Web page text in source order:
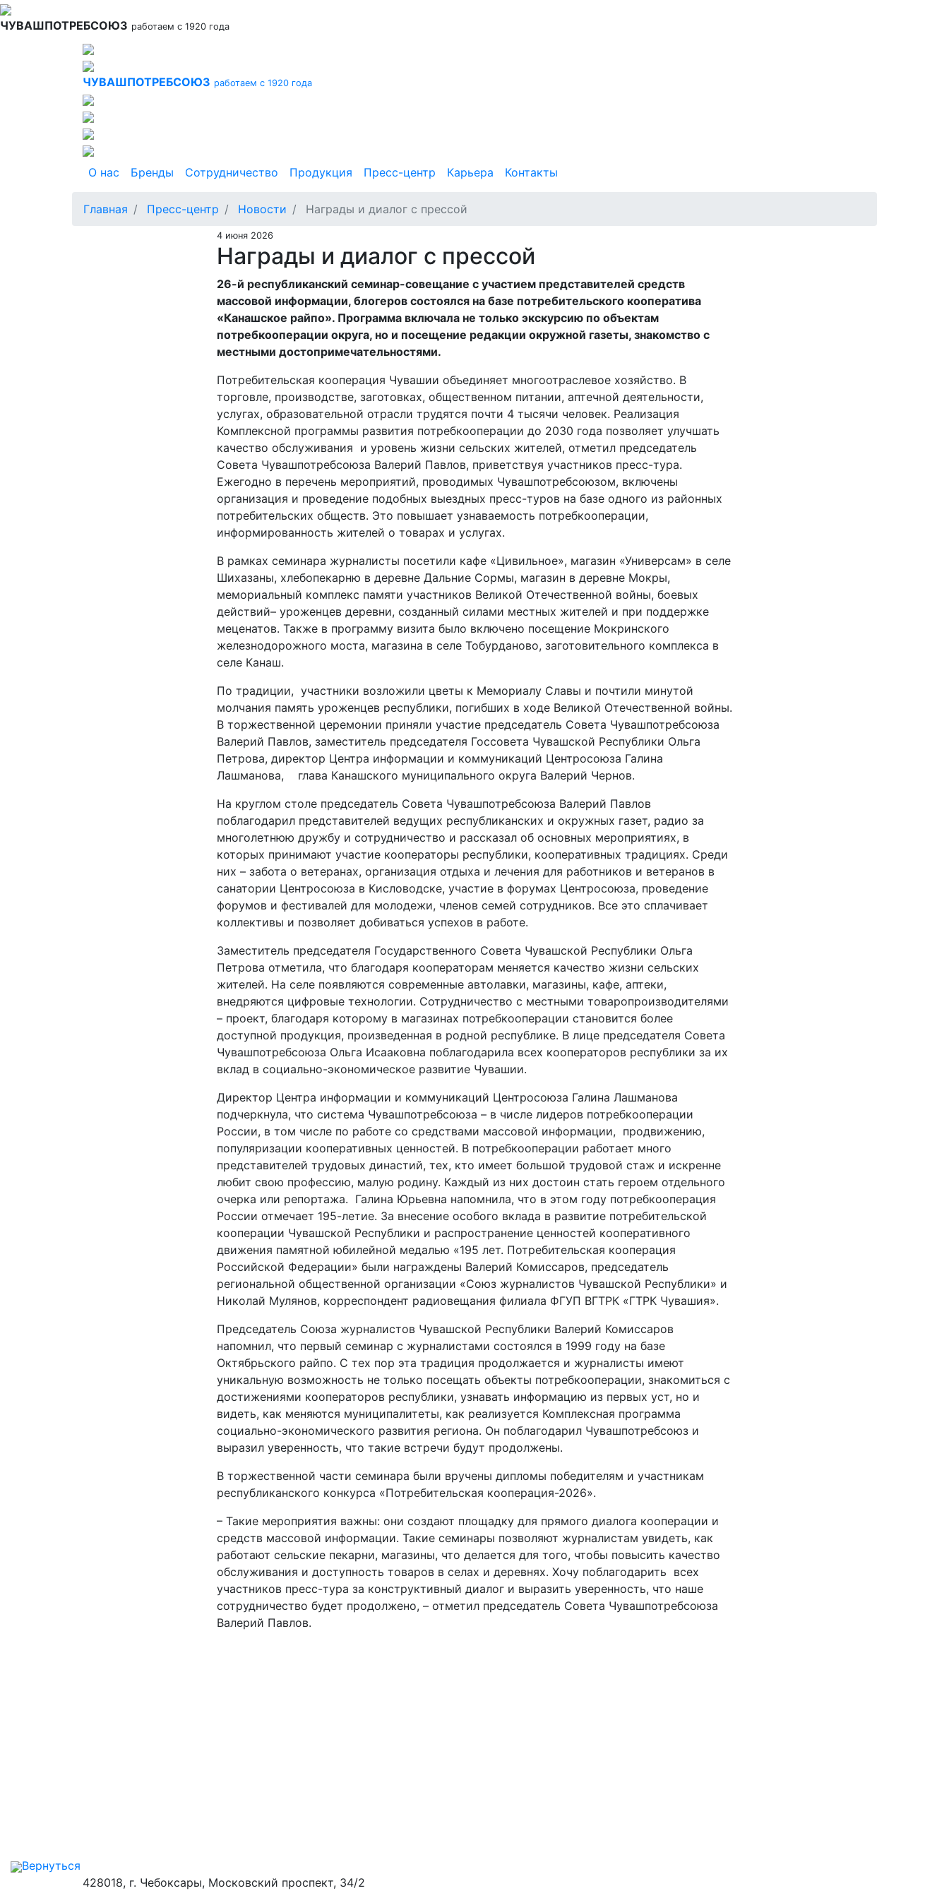
Перейти
к
ЧУВАШПОТРЕБСОЮЗ работаем с 1920 года
ЧУВАШПОТРЕБСОЮЗ работаем с 1920 года
Основная навигация
О нас Бренды Сотрудничество Продукция Пресс-центр Карьера Контакты
Главная Пресс-центр Новости Награды и диалог с прессой
4 июня 2026
Награды и диалог с прессой
26-й республиканский семинар-совещание с участием представителей средств
массовой информации, блогеров состоялся на базе потребительского кооператива
«Канашское райпо». Программа включала не только экскурсию по объектам
потребкооперации округа, но и посещение редакции окружной газеты, знакомство с
местными достопримечательностями.
Потребительская кооперация Чувашии объединяет многоотраслевое хозяйство. В
торговле, производстве, заготовках, общественном питании, аптечной деятельности,
услугах, образовательной отрасли трудятся почти 4 тысячи человек. Реализация
Комплексной программы развития потребкооперации до 2030 года позволяет улучшать
качество обслуживания и уровень жизни сельских жителей, отметил председатель
Совета Чувашпотребсоюза Валерий Павлов, приветствуя участников пресс-тура.
Ежегодно в перечень мероприятий, проводимых Чувашпотребсоюзом, включены
организация и проведение подобных выездных пресс-туров на базе одного из районных
потребительских обществ. Это повышает узнаваемость потребкооперации,
информированность жителей о товарах и услугах.
В рамках семинара журналисты посетили кафе «Цивильное», магазин «Универсам» в селе
Шихазаны, хлебопекарню в деревне Дальние Сормы, магазин в деревне Мокры,
мемориальный комплекс памяти участников Великой Отечественной войны, боевых
действий– уроженцев деревни, созданный силами местных жителей и при поддержке
меценатов. Также в программу визита было включено посещение Мокринского
железнодорожного моста, магазина в селе Тобурданово, заготовительного комплекса в
селе Канаш.
По традиции, участники возложили цветы к Мемориалу Славы и почтили минутой
молчания память уроженцев республики, погибших в ходе Великой Отечественной войны.
В торжественной церемонии приняли участие председатель Совета Чувашпотребсоюза
Валерий Павлов, заместитель председателя Госсовета Чувашской Республики Ольга
Петрова, директор Центра информации и коммуникаций Центросоюза Галина
Лашманова, глава Канашского муниципального округа Валерий Чернов.
На круглом столе председатель Совета Чувашпотребсоюза Валерий Павлов
поблагодарил представителей ведущих республиканских и окружных газет, радио за
многолетнюю дружбу и сотрудничество и рассказал об основных мероприятиях, в
которых принимают участие кооператоры республики, кооперативных традициях. Среди
них – забота о ветеранах, организация отдыха и лечения для работников и ветеранов в
санатории Центросоюза в Кисловодске, участие в форумах Центросоюза, проведение
форумов и фестивалей для молодежи, членов семей сотрудников. Все это сплачивает
коллективы и позволяет добиваться успехов в работе.
Заместитель председателя Государственного Совета Чувашской Республики Ольга
Петрова отметила, что благодаря кооператорам меняется качество жизни сельских
жителей. На селе появляются современные автолавки, магазины, кафе, аптеки,
внедряются цифровые технологии. Сотрудничество с местными товаропроизводителями
– проект, благодаря которому в магазинах потребкооперации становится более
доступной продукция, произведенная в родной республике. В лице председателя Совета
Чувашпотребсоюза Ольга Исааковна поблагодарила всех кооператоров республики за их
вклад в социально-экономическое развитие Чувашии.
Директор Центра информации и коммуникаций Центросоюза Галина Лашманова
подчеркнула, что система Чувашпотребсоюза – в числе лидеров потребкооперации
России, в том числе по работе со средствами массовой информации, продвижению,
популяризации кооперативных ценностей. В потребкооперации работает много
представителей трудовых династий, тех, кто имеет большой трудовой стаж и искренне
любит свою профессию, малую родину. Каждый из них достоин стать героем отдельного
очерка или репортажа. Галина Юрьевна напомнила, что в этом году потребкооперация
России отмечает 195-летие. За внесение особого вклада в развитие потребительской
кооперации Чувашской Республики и распространение ценностей кооперативного
движения памятной юбилейной медалью «195 лет. Потребительская кооперация
Российской Федерации» были награждены Валерий Комиссаров, председатель
региональной общественной организации «Союз журналистов Чувашской Республики» и
Николай Мулянов, корреспондент радиовещания филиала ФГУП ВГТРК «ГТРК Чувашия».
Председатель Союза журналистов Чувашской Республики Валерий Комиссаров
напомнил, что первый семинар с журналистами состоялся в 1999 году на базе
Октябрьского райпо. С тех пор эта традиция продолжается и журналисты имеют
уникальную возможность не только посещать объекты потребкооперации, знакомиться с
достижениями кооператоров республики, узнавать информацию из первых уст, но и
видеть, как меняются муниципалитеты, как реализуется Комплексная программа
социально-экономического развития региона. Он поблагодарил Чувашпотребсоюз и
выразил уверенность, что такие встречи будут продолжены.
В торжественной части семинара были вручены дипломы победителям и участникам
республиканского конкурса «Потребительская кооперация-2026».
– Такие мероприятия важны: они создают площадку для прямого диалога кооперации и
средств массовой информации. Такие семинары позволяют журналистам увидеть, как
работают сельские пекарни, магазины, что делается для того, чтобы повысить качество
обслуживания и доступность товаров в селах и деревнях. Хочу поблагодарить всех
участников пресс-тура за конструктивный диалог и выразить уверенность, что наше
сотрудничество будет продолжено, – отметил председатель Совета Чувашпотребсоюза
Валерий Павлов.
Вернуться
428018, г. Чебоксары, Московский проспект, 34/2